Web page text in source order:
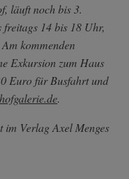
läuft noch bis 3.
freitags 14 bis 18 Uhr,
kommenden
Exkursion zum Haus
Euro für Busfahrt und
.
Verlag Axel Menges